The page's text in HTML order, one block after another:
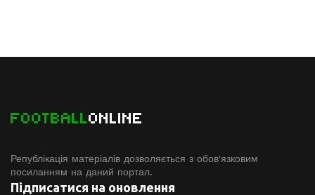
FOOTBALLONLINE
Републікація матеріалів дозволяється з обов'язковим
посиланням на даний портал.
Підписатися на оновлення